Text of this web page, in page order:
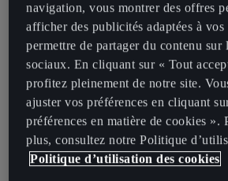
Attention : pour pouvoir profiter des
dessous, votre véhicule doit
attelage ou de barres de toit.
Attelage :
Il s’agit de l’accessoire de base idéal pour
Consultez le catalogue des accessoires
trouver l’attelageadapté à votre CUPRA.
navigation, vous montrer des offres
afficher des publicités adaptées à vos
permettre de partager du contenu sur
sociaux. En cliquant sur « Tout
profitez pleinement de notre site.
ajuster vos préférences en cliquant
préférences en matière de cookies ».
plus, consultez notre Politique
Politique d’utilisation des cookies